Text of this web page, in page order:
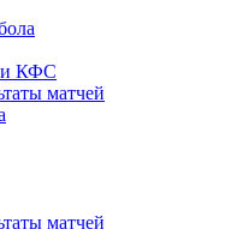
КФС
матчей
матчей